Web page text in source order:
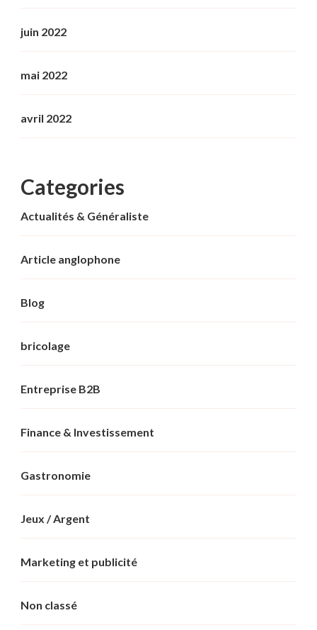
juin 2022
mai 2022
avril 2022
Categories
Actualités & Généraliste
Article anglophone
Blog
bricolage
Entreprise B2B
Finance & Investissement
Gastronomie
Jeux / Argent
Marketing et publicité
Non classé